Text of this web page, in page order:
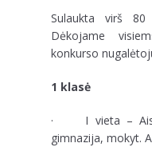
Sulaukta virš
Dėkojame
konkurso
1 klasė
· I vieta – Aistė
gimnazija, mokyt.